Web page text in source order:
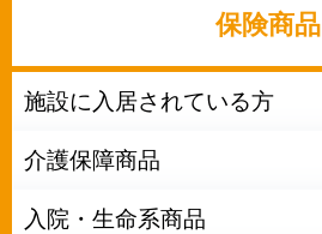
保険商品
施設に入居されている方
介護保障商品
入院・生命系商品